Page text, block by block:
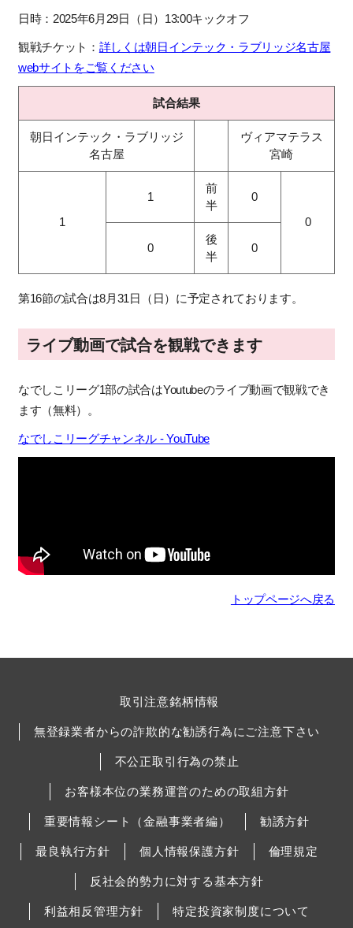
日時：2025年6月29日（日）13:00キックオフ
観戦チケット： 詳しくは朝日インテック・ラブリッジ名古屋
webサイトをご覧ください
試合結果
朝日インテック・ラブリッジ
名古屋
ヴィアマテラス
宮崎
1
1
前
半
0
0
0
後
半
0
第16節の試合は8月31日（日）に予定されております。
ライブ動画で試合を観戦できます
なでしこリーグ1部の試合はYoutubeのライブ動画で観戦でき
ます（無料）。
なでしこリーグチャンネル - YouTube
トップページへ戻る
取引注意銘柄情報
無登録業者からの詐欺的な勧誘行為にご注意下さい
不公正取引行為の禁止
お客様本位の業務運営のための取組方針
重要情報シート（金融事業者編） 勧誘方針
最良執行方針 個人情報保護方針 倫理規定
反社会的勢力に対する基本方針
利益相反管理方針 特定投資家制度について